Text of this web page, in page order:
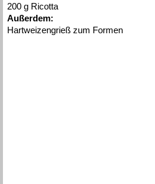
200 g Ricotta
Außerdem:
Hartweizengrieß zum Formen